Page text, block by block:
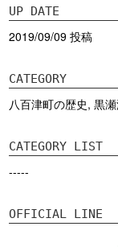
UP DATE
2019/09/09 投稿
CATEGORY
八百津町の歴史,黒
CATEGORY LIST
-----
OFFICIAL LINE